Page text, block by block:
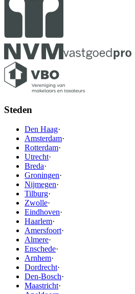
Steden
Den Haag·
Amsterdam·
Rotterdam·
Utrecht·
Breda·
Groningen·
Nijmegen·
Tilburg·
Zwolle·
Eindhoven·
Haarlem·
Amersfoort·
Almere·
Enschede·
Arnhem·
Dordrecht·
Den-Bosch·
Maastricht·